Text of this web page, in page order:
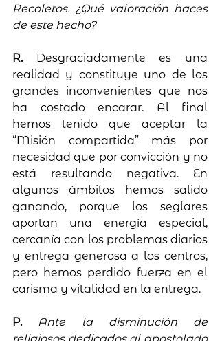
Recoletos. ¿Qué valoración haces
de este hecho?
R.
Desgraciadamente es una
realidad y constituye uno de los
grandes inconvenientes que nos
ha costado encarar. Al final
hemos tenido que aceptar la
“Misión compartida” más por
necesidad que por convicción y no
está resultando negativa. En
algunos ámbitos hemos salido
ganando, porque los seglares
aportan una energía especial,
cercanía con los problemas diarios
y entrega generosa a los centros,
pero hemos perdido fuerza en el
carisma y vitalidad en la entrega.
P. Ante la disminución de